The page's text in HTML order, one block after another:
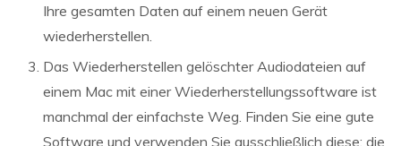
Ihre gesamten Daten auf einem neuen Gerät
wiederherstellen.
Das Wiederherstellen gelöschter Audiodateien auf
einem Mac mit einer Wiederherstellungssoftware ist
manchmal der einfachste Weg. Finden Sie eine gute
Software und verwenden Sie ausschließlich diese; die